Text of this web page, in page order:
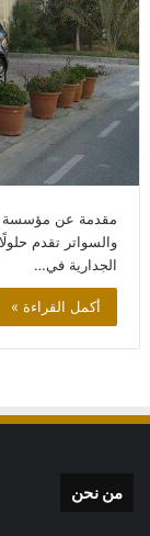
مقدمة عن مؤسسة
والسواتر تقدم
الجدارية في…
أكمل القراءة »
من نحن